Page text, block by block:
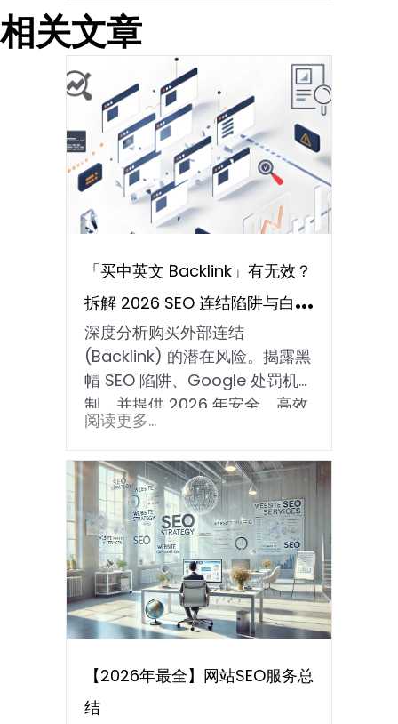
相关文章
「买中英文 Backlink」有无效？
拆解 2026 SEO 连结陷阱与白帽
实战方案
深度分析购买外部连结
(Backlink) 的潜在风险。揭露黑
帽 SEO 陷阱、Google 处罚机
制，并提供 2026 年安全、高效
的白帽连结建设与数位公关策
略，确保网站排名长青。
阅读更多...
【2026年最全】网站SEO服务总
结